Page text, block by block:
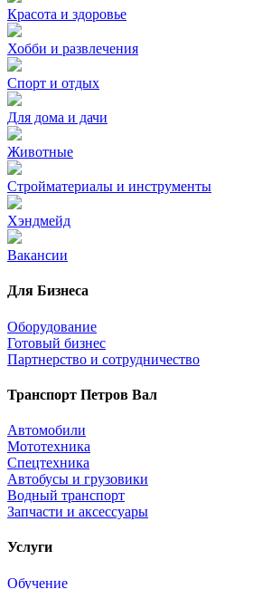
Красота и здоровье
Хобби и развлечения
Спорт и отдых
Для дома и дачи
Животные
Стройматериалы и инструменты
Хэндмейд
Вакансии
Для Бизнеса
Оборудование
Готовый бизнес
Партнерство и сотрудничество
Транспорт Петров Вал
Автомобили
Мототехника
Спецтехника
Автобусы и грузовики
Водный транспорт
Запчасти и аксессуары
Услуги
Обучение